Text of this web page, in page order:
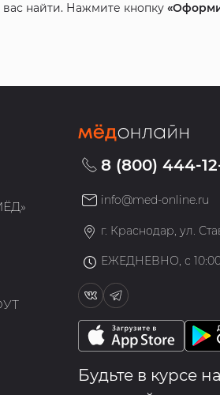
вас найти. Нажмите кнопку
8 (800) 444-
info@med-online.ru
г. Краснодар, ул.
ЕЖЕДНЕВНО, с
Будьте в курсе